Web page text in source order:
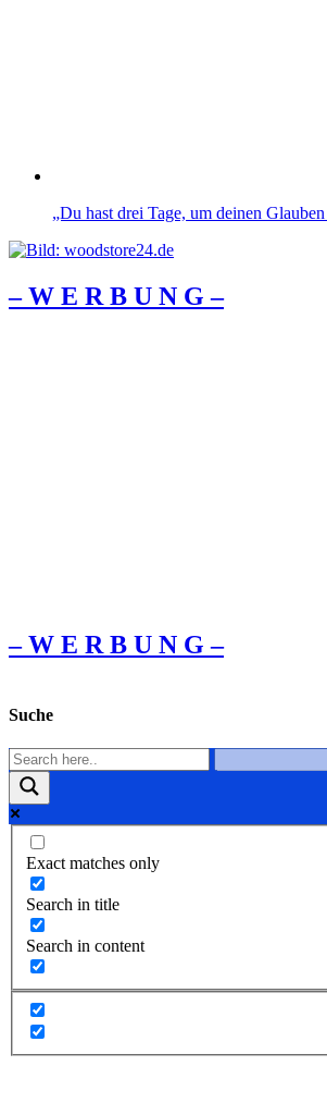
„Du hast drei Tage, um deinen
– W Ε R Β U Ν G –
– W Ε R Β U Ν G –
Suche
Exact matches only
Search in title
Search in content